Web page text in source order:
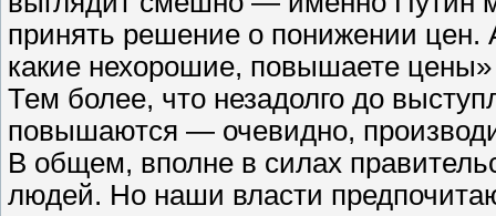
принять решение о понижении цен.
какие нехорошие, повышаете цены»
Тем более, что незадолго до
повышаются — очевидно,
В общем, вполне в силах
людей. Но наши власти